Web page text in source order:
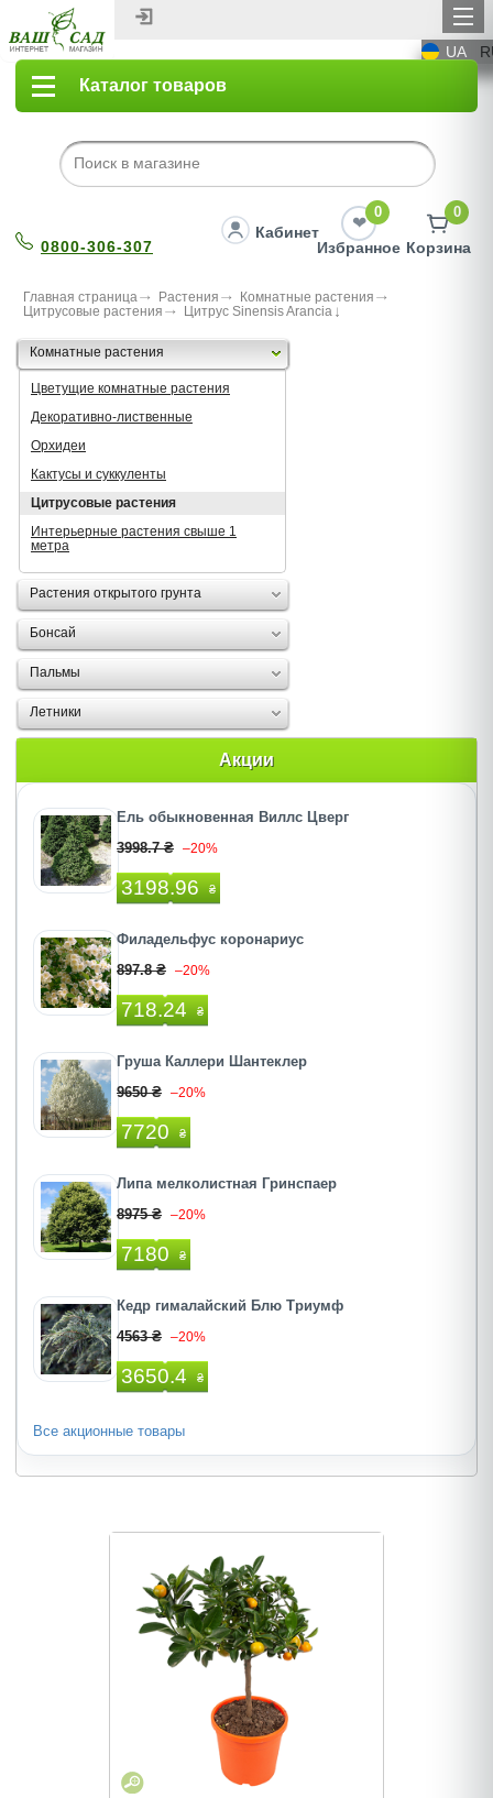
UA
Каталог товаров
0800-306-307
Кабинет
0
Избранное
0
Корзина
Главная страница Растения
Комнатные растения
Цитрусовые растения
Цитрус Sinensis Arancia
Комнатные растения
Цветущие комнатные растения
Декоративно-лиственные
Орхидеи
Кактусы и суккуленты
Цитрусовые растения
Интерьерные растения свыше 1
метра
Растения открытого грунта
Бонсай
Пальмы
Летники
Акции
Ель обыкновенная Виллс Цверг
3998.7 ₴ –20%
3198.96 ₴
Филадельфус коронариус
897.8 ₴ –20%
718.24 ₴
Груша Каллери Шантеклер
9650 ₴ –20%
7720 ₴
Липа мелколистная Гринспаер
8975 ₴ –20%
7180 ₴
Кедр гималайский Блю Триумф
4563 ₴ –20%
3650.4 ₴
Все акционные товары